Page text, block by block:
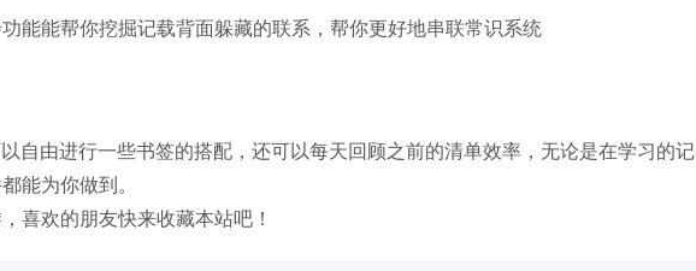
能能帮你挖掘记载背面躲藏的联系，帮你更好地串联常识系统
自由进行一些书签的搭配，还可以每天回顾之前的清单效率，无论是在学习的记
能为你做到。
喜欢的朋友快来收藏本站吧！